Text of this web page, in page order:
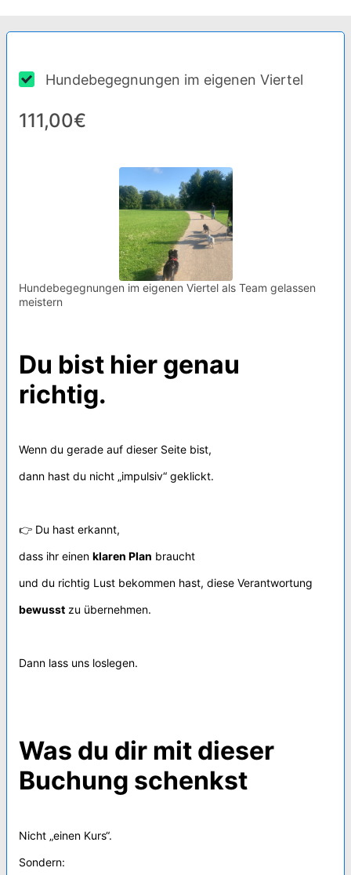
Hundebegegnungen im eigenen Viertel
111,00€
Hundebegegnungen im eigenen Viertel als Team gelassen
meistern
Du bist hier genau
richtig.
Wenn du gerade auf dieser Seite bist,
dann hast du nicht „impulsiv“ geklickt.
👉 Du hast erkannt,
dass ihr einen klaren Plan braucht
und du richtig Lust bekommen hast, diese Verantwortung
bewusst zu übernehmen.
Dann lass uns loslegen.
Was du dir mit dieser
Buchung schenkst
Nicht „einen Kurs“.
Sondern: